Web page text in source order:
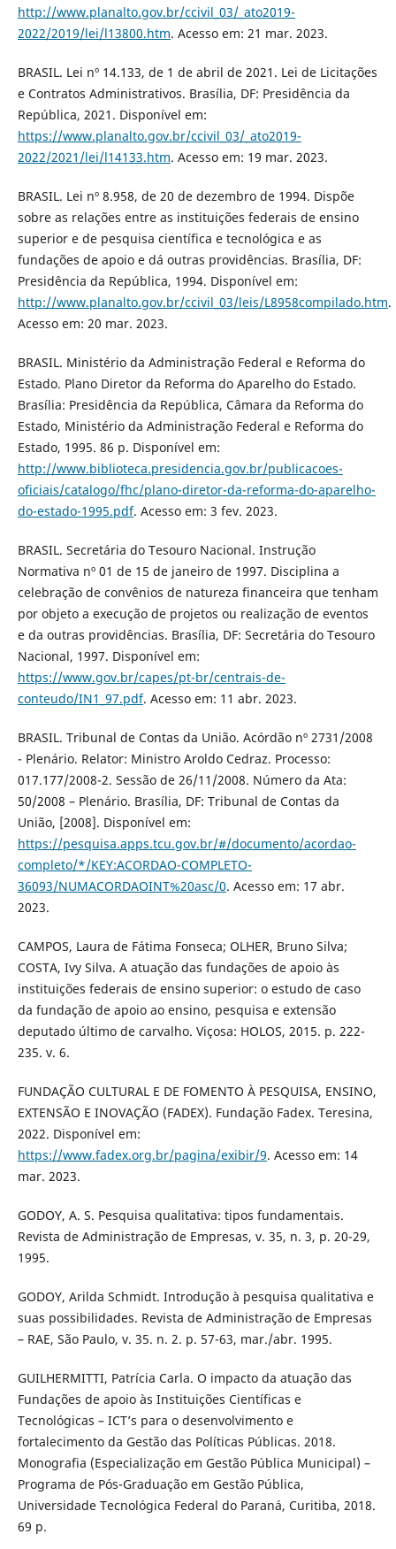
http://www.planalto.gov.br/ccivil_03/_ato2019-
2022/2019/lei/l13800.htm. Acesso em: 21 mar. 2023.
BRASIL. Lei nº 14.133, de 1 de abril de 2021. Lei de Licitações
e Contratos Administrativos. Brasília, DF: Presidência da
República, 2021. Disponível em:
https://www.planalto.gov.br/ccivil_03/_ato2019-
2022/2021/lei/l14133.htm. Acesso em: 19 mar. 2023.
BRASIL. Lei nº 8.958, de 20 de dezembro de 1994. Dispõe
sobre as relações entre as instituições federais de ensino
superior e de pesquisa científica e tecnológica e as
fundações de apoio e dá outras providências. Brasília, DF:
Presidência da República, 1994. Disponível em:
http://www.planalto.gov.br/ccivil_03/leis/L8958compilado.htm.
Acesso em: 20 mar. 2023.
BRASIL. Ministério da Administração Federal e Reforma do
Estado. Plano Diretor da Reforma do Aparelho do Estado.
Brasília: Presidência da República, Câmara da Reforma do
Estado, Ministério da Administração Federal e Reforma do
Estado, 1995. 86 p. Disponível em:
http://www.biblioteca.presidencia.gov.br/publicacoes-
oficiais/catalogo/fhc/plano-diretor-da-reforma-do-aparelho-
do-estado-1995.pdf. Acesso em: 3 fev. 2023.
BRASIL. Secretária do Tesouro Nacional. Instrução
Normativa nº 01 de 15 de janeiro de 1997. Disciplina a
celebração de convênios de natureza financeira que tenham
por objeto a execução de projetos ou realização de eventos
e da outras providências. Brasília, DF: Secretária do Tesouro
Nacional, 1997. Disponível em:
https://www.gov.br/capes/pt-br/centrais-de-
conteudo/IN1_97.pdf. Acesso em: 11 abr. 2023.
BRASIL. Tribunal de Contas da União. Acórdão nº 2731/2008
- Plenário. Relator: Ministro Aroldo Cedraz. Processo:
017.177/2008-2. Sessão de 26/11/2008. Número da Ata:
50/2008 – Plenário. Brasília, DF: Tribunal de Contas da
União, [2008]. Disponível em:
https://pesquisa.apps.tcu.gov.br/#/documento/acordao-
completo/*/KEY:ACORDAO-COMPLETO-
36093/NUMACORDAOINT%20asc/0. Acesso em: 17 abr.
2023.
CAMPOS, Laura de Fátima Fonseca; OLHER, Bruno Silva;
COSTA, Ivy Silva. A atuação das fundações de apoio às
instituições federais de ensino superior: o estudo de caso
da fundação de apoio ao ensino, pesquisa e extensão
deputado último de carvalho. Viçosa: HOLOS, 2015. p. 222-
235. v. 6.
FUNDAÇÃO CULTURAL E DE FOMENTO À PESQUISA, ENSINO,
EXTENSÃO E INOVAÇÃO (FADEX). Fundação Fadex. Teresina,
2022. Disponível em:
https://www.fadex.org.br/pagina/exibir/9. Acesso em: 14
mar. 2023.
GODOY, A. S. Pesquisa qualitativa: tipos fundamentais.
Revista de Administração de Empresas, v. 35, n. 3, p. 20-29,
1995.
GODOY, Arilda Schmidt. Introdução à pesquisa qualitativa e
suas possibilidades. Revista de Administração de Empresas
– RAE, São Paulo, v. 35. n. 2. p. 57-63, mar./abr. 1995.
GUILHERMITTI, Patrícia Carla. O impacto da atuação das
Fundações de apoio às Instituições Científicas e
Tecnológicas – ICT’s para o desenvolvimento e
fortalecimento da Gestão das Políticas Públicas. 2018.
Monografia (Especialização em Gestão Pública Municipal) –
Programa de Pós-Graduação em Gestão Pública,
Universidade Tecnológica Federal do Paraná, Curitiba, 2018.
69 p.